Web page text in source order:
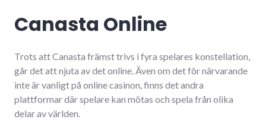
Canasta Online
Trots att Canasta främst trivs i fyra spelares konstellation,
går det att njuta av det online. Även om det för närvarande
inte är vanligt på online casinon, finns det andra
plattformar där spelare kan mötas och spela från olika
delar av världen.